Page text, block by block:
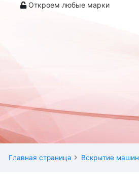
Откроем любые марки
Главная страница Вскрытие машин